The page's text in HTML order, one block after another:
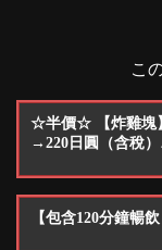
・烏龍茶/拉西/芒果拉西
こ
☆半價☆ 【炸雞塊
→220日圓（含稅）
【包含120分鐘暢